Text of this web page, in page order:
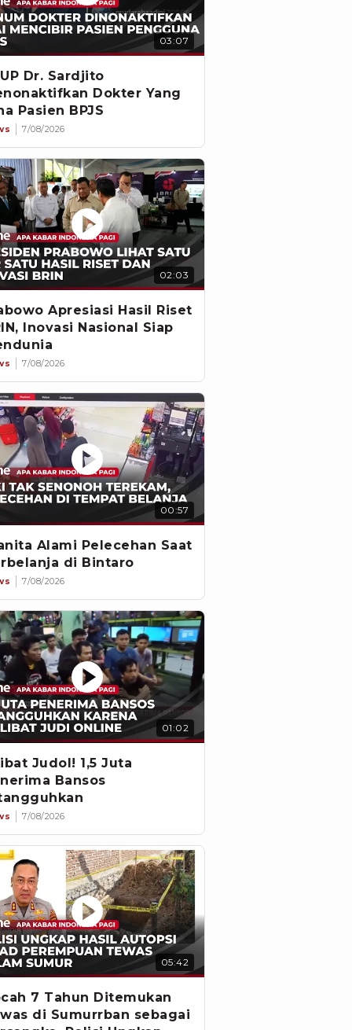
03:07
Dr. Sardjito
Dokter Yang
Pasien BPJS
7/08/2026
02:03
Apresiasi Hasil Riset
Inovasi Nasional Siap
7/08/2026
00:57
Alami Pelecehan Saat
di Bintaro
7/08/2026
01:02
Judol! 1,5 Juta
Bansos
7/08/2026
05:42
7 Tahun Ditemukan
di Sumurrban sebagai